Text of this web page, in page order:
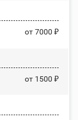
от 7000 ₽
от 1500 ₽